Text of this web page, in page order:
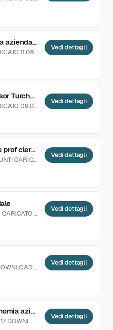
Appunti economia aziendale (prima parte) - VOTO 29,5
11.08.2022
Vedi dettagli
economia Professor Turchetti 20/21
09.03.2021
Vedi dettagli
appunti di lezione prof clerici
CARICATO 27.10.2024
Vedi dettagli
CARICATO 08.03.2021
Vedi dettagli
CARICATO 03.04.2020
Vedi dettagli
Modulo B economia aziendale
17 DOWNLOAD CARICATO 27.02.2024
Vedi dettagli